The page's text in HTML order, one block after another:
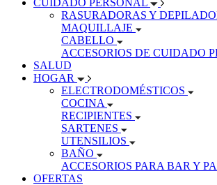
CUIDADO PERSONAL
RASURADORAS Y
MAQUILLAJE
CABELLO
ACCESORIOS DE CUIDADO
SALUD
HOGAR
ELECTRODOMÉSTICOS
COCINA
RECIPIENTES
SARTENES
UTENSILIOS
BAÑO
ACCESORIOS PARA BAR Y
OFERTAS